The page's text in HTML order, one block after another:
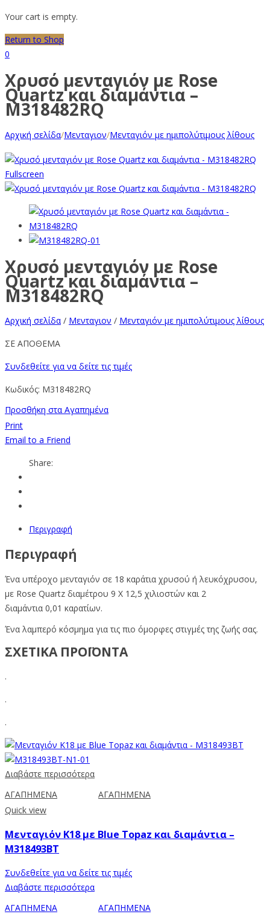
Your cart is empty.
Return to Shop
0
Χρυσό μενταγιόν με Rose
Quartz και διαμάντια –
M318482RQ
Αρχική σελίδα/Μενταγιον/Μενταγιόν με ημιπολύτιμους λίθους
Fullscreen
Χρυσό μενταγιόν με Rose
Quartz και διαμάντια –
M318482RQ
Αρχική σελίδα / Μενταγιον / Μενταγιόν με ημιπολύτιμους λίθους
ΣΕ ΑΠΟΘΕΜΑ
Συνδεθείτε για να δείτε τις τιμές
Κωδικός: M318482RQ
Προσθήκη στα Αγαπημένα
Print
Email to a Friend
Share:
Περιγραφή
Περιγραφή
Ένα υπέροχο μενταγιόν σε 18 καράτια χρυσού ή λευκόχρυσου,
με Rose Quartz διαμέτρου 9 X 12,5 χιλιοστών και 2
διαμάντια 0,01 καρατίων.
Ένα λαμπερό κόσμημα για τις πιο όμορφες στιγμές της ζωής σας.
ΣΧΕΤΙΚΑ ΠΡΟΪΟΝΤΑ
.
.
.
Διαβάστε περισσότερα
ΑΓΑΠΗΜΕΝΑ
ΑΓΑΠΗΜΕΝΑ
Quick view
Μενταγιόν Κ18 με Blue Topaz και διαμάντια –
M318493BT
Συνδεθείτε για να δείτε τις τιμές
Διαβάστε περισσότερα
ΑΓΑΠΗΜΕΝΑ
ΑΓΑΠΗΜΕΝΑ